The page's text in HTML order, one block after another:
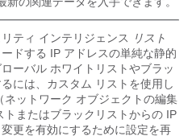
ティ インテリジェンス
リスト
ドする IP アドレスの単純な静的
ーバル ホワイトリストやブラッ
には、カスタム リストを使用し
ネットワーク オブジェクトの編集
またはブラックリストからの IP
更を有効にするために設定を再